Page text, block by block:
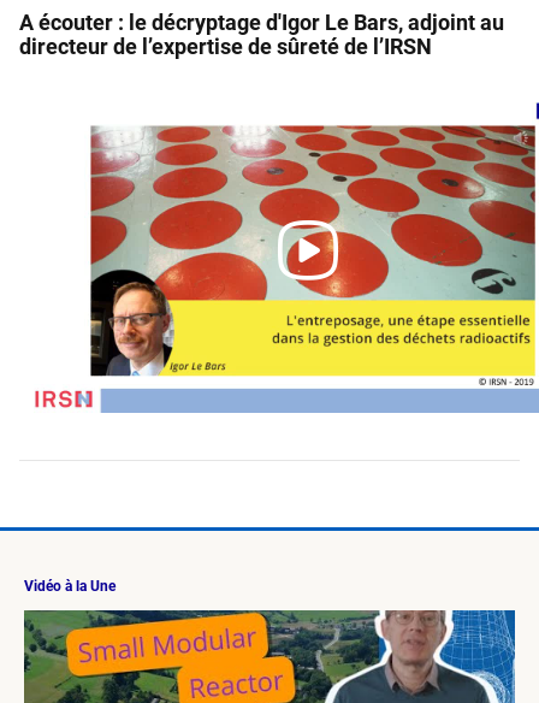
A écouter : le décryptage d'Igor Le Bars, adjoint au
directeur de l’expertise de sûreté de l’IRSN
Vidéo à la Une